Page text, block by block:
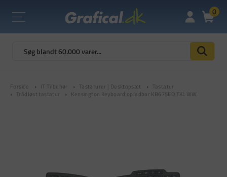
0
Forside IT Tilbehør Tastaturer | Desktopsæt
Tastatur
Trådløst tastatur
Kensington Keyboard opladbar KB675EQ TKL WW